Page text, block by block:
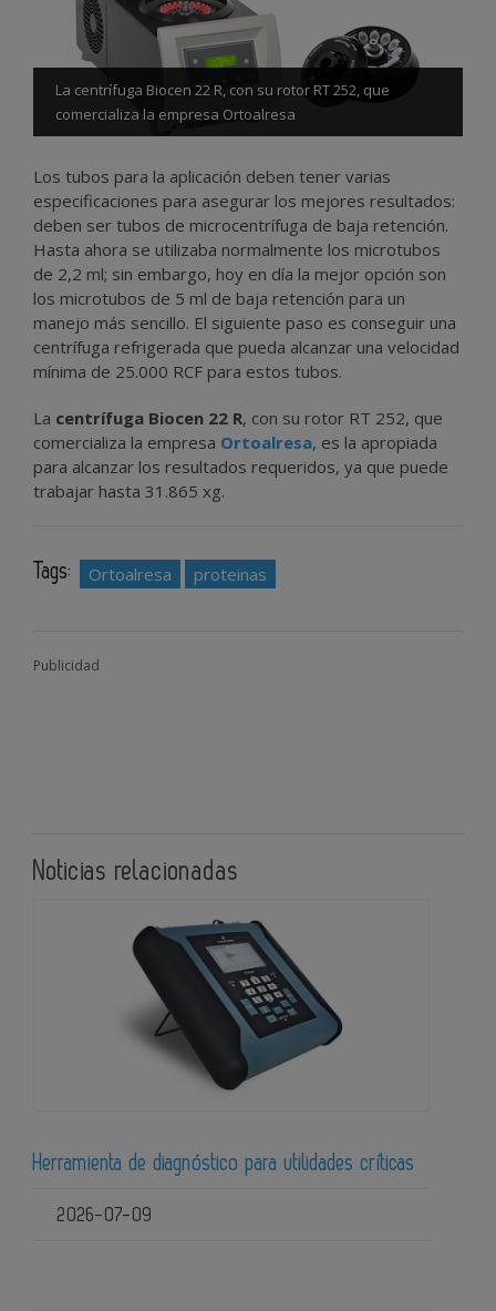
La centrífuga Biocen 22 R, con su rotor RT 252, que
comercializa la empresa Ortoalresa
Los tubos para la aplicación deben tener varias
especificaciones para asegurar los mejores resultados:
deben ser tubos de microcentrífuga de baja retención.
Hasta ahora se utilizaba normalmente los microtubos
de 2,2 ml; sin embargo, hoy en día la mejor opción son
los microtubos de 5 ml de baja retención para un
manejo más sencillo. El siguiente paso es conseguir una
centrífuga refrigerada que pueda alcanzar una velocidad
mínima de 25.000 RCF para estos tubos.
La centrífuga Biocen 22 R, con su rotor RT 252, que
comercializa la empresa Ortoalresa, es la apropiada
para alcanzar los resultados requeridos, ya que puede
trabajar hasta 31.865 xg.
Tags: Ortoalresa proteinas
Publicidad
Noticias relacionadas
Herramienta de diagnóstico para utilidades críticas
2026-07-09